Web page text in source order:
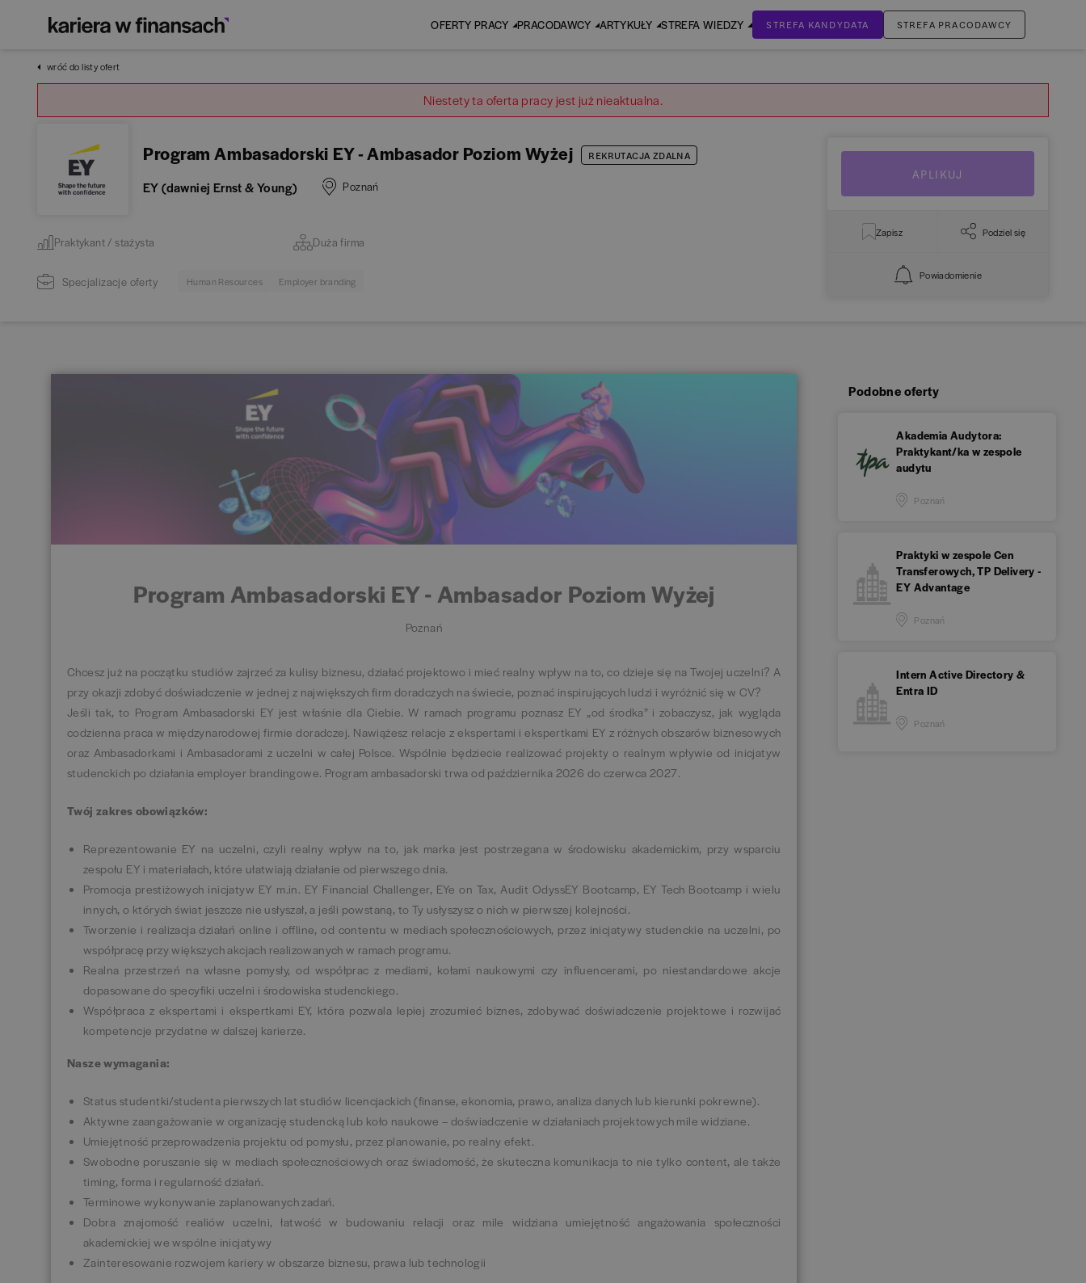
OFERTY PRACY PRACODAWCY ARTYKUŁY STREFA WIEDZY STREFA KANDYDATA STREFA PRACODAWCY
wróć do listy ofert
Niestety ta oferta pracy jest już nieaktualna.
Program Ambasadorski EY - Ambasador Poziom Wyżej REKRUTACJA ZDALNA
EY (dawniej Ernst & Young) Poznań
Praktykant / stażysta Duża firma
Specjalizacje oferty Human Resources Employer branding
APLIKUJ
Zapisz Podziel się
Powiadomienie
Program Ambasadorski EY - Ambasador Poziom Wyżej
Poznań
Chcesz już na początku studiów zajrzeć za kulisy biznesu, działać projektowo i mieć realny wpływ na to, co dzieje się na Twojej uczelni? A
przy okazji zdobyć doświadczenie w jednej z największych firm doradczych na świecie, poznać inspirujących ludzi i wyróżnić się w CV?
Jeśli tak, to Program Ambasadorski EY jest właśnie dla Ciebie. W ramach programu poznasz EY „od środka” i zobaczysz, jak wygląda
codzienna praca w międzynarodowej firmie doradczej. Nawiążesz relacje z ekspertami i ekspertkami EY z różnych obszarów biznesowych
oraz Ambasadorkami i Ambasadorami z uczelni w całej Polsce. Wspólnie będziecie realizować projekty o realnym wpływie od inicjatyw
studenckich po działania employer brandingowe. Program ambasadorski trwa od października 2026 do czerwca 2027.
Twój zakres obowiązków:
Reprezentowanie EY na uczelni, czyli realny wpływ na to, jak marka jest postrzegana w środowisku akademickim, przy wsparciu
zespołu EY i materiałach, które ułatwiają działanie od pierwszego dnia.
Promocja prestiżowych inicjatyw EY m.in. EY Financial Challenger, EYe on Tax, Audit OdyssEY Bootcamp, EY Tech Bootcamp i wielu
innych, o których świat jeszcze nie usłyszał, a jeśli powstaną, to Ty usłyszysz o nich w pierwszej kolejności.
Tworzenie i realizacja działań online i offline, od contentu w mediach społecznościowych, przez inicjatywy studenckie na uczelni, po
współpracę przy większych akcjach realizowanych w ramach programu.
Realna przestrzeń na własne pomysły, od współprac z mediami, kołami naukowymi czy influencerami, po niestandardowe akcje
dopasowane do specyfiki uczelni i środowiska studenckiego.
Współpraca z ekspertami i ekspertkami EY, która pozwala lepiej zrozumieć biznes, zdobywać doświadczenie projektowe i rozwijać
kompetencje przydatne w dalszej karierze.
Nasze wymagania:
Status studentki/studenta pierwszych lat studiów licencjackich (finanse, ekonomia, prawo, analiza danych lub kierunki pokrewne).
Aktywne zaangażowanie w organizację studencką lub koło naukowe – doświadczenie w działaniach projektowych mile widziane.
Umiejętność przeprowadzenia projektu od pomysłu, przez planowanie, po realny efekt.
Swobodne poruszanie się w mediach społecznościowych oraz świadomość, że skuteczna komunikacja to nie tylko content, ale także
timing, forma i regularność działań.
Terminowe wykonywanie zaplanowanych zadań.
Dobra znajomość realiów uczelni, łatwość w budowaniu relacji oraz mile widziana umiejętność angażowania społeczności
akademickiej we wspólne inicjatywy
Zainteresowanie rozwojem kariery w obszarze biznesu, prawa lub technologii
Podobne oferty
Akademia Audytora:
Praktykant/ka w zespole
audytu
Poznań
Praktyki w zespole Cen
Transferowych, TP Delivery -
EY Advantage
Poznań
Intern Active Directory &
Entra ID
Poznań